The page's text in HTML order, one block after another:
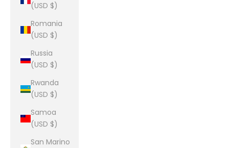
(USD $)
Romania
(USD $)
Russia
(USD $)
Rwanda
(USD $)
Samoa
(USD $)
San Marino